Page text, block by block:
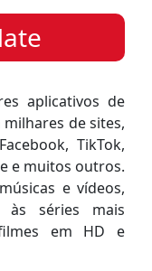
aplicativos de
de sites,
TikTok,
e muitos outros.
e vídeos,
às séries mais
em HD e